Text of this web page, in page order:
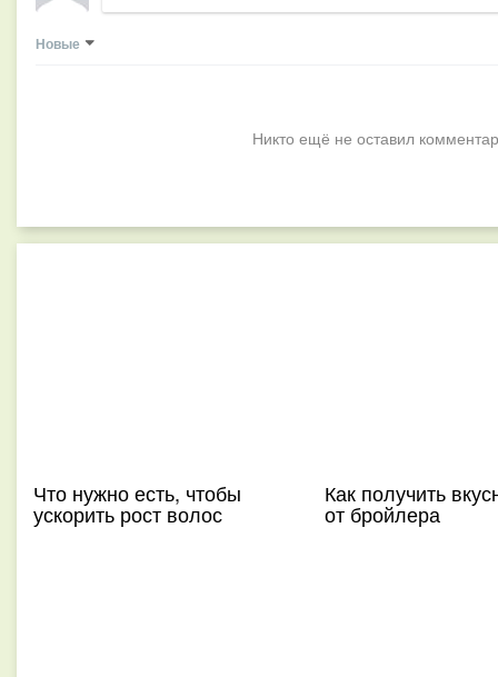
Новые
Никто ещё не оставил
Что нужно есть, чтобы
ускорить рост волос
Как получить
от бройлера